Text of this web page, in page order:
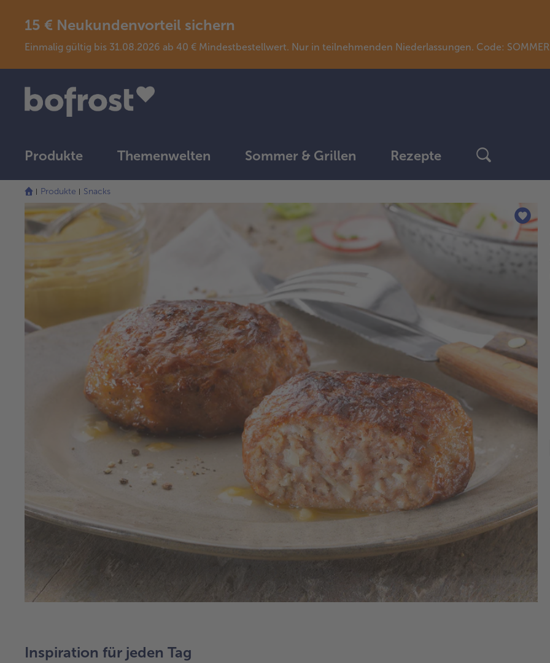
15 € Neukundenvorteil sichern
Einmalig gültig bis 31.08.2026 ab 40 € Mindestbestellwert. Nur in teilnehmenden Niederlassungen. Code:
Produkte Themenwelten Sommer & Grillen Rezepte
Produkte Snacks
Inspiration für jeden Tag